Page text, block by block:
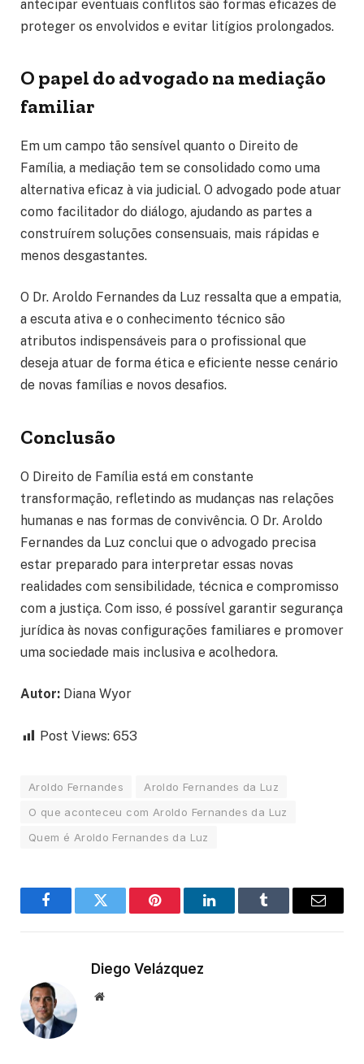
antecipar eventuais conflitos são formas eficazes de
proteger os envolvidos e evitar litígios prolongados.
O papel do advogado na mediação
familiar
Em um campo tão sensível quanto o Direito de
Família, a mediação tem se consolidado como uma
alternativa eficaz à via judicial. O advogado pode atuar
como facilitador do diálogo, ajudando as partes a
construírem soluções consensuais, mais rápidas e
menos desgastantes.
O Dr. Aroldo Fernandes da Luz ressalta que a empatia,
a escuta ativa e o conhecimento técnico são
atributos indispensáveis para o profissional que
deseja atuar de forma ética e eficiente nesse cenário
de novas famílias e novos desafios.
Conclusão
O Direito de Família está em constante
transformação, refletindo as mudanças nas relações
humanas e nas formas de convivência. O Dr. Aroldo
Fernandes da Luz conclui que o advogado precisa
estar preparado para interpretar essas novas
realidades com sensibilidade, técnica e compromisso
com a justiça. Com isso, é possível garantir segurança
jurídica às novas configurações familiares e promover
uma sociedade mais inclusiva e acolhedora.
Autor: Diana Wyor
Post Views: 653
Aroldo Fernandes
Aroldo Fernandes da Luz
O que aconteceu com Aroldo Fernandes da Luz
Quem é Aroldo Fernandes da Luz
FacebookTwitter Pinterest LinkedInTumblr Email
Diego Velázquez
Website